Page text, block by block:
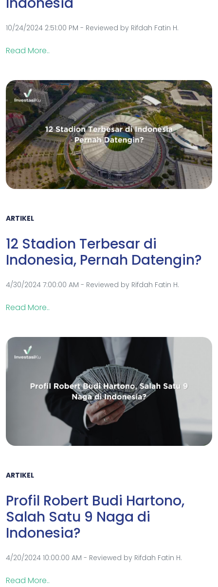
10/24/2024 2:51:00 PM - Reviewed by Rifdah Fatin H.
Read More..
ARTIKEL
12 Stadion Terbesar di
Indonesia, Pernah Datengin?
4/30/2024 7:00:00 AM - Reviewed by Rifdah Fatin H.
Read More..
ARTIKEL
Profil Robert Budi Hartono,
Salah Satu 9 Naga di
Indonesia?
4/20/2024 10:00:00 AM - Reviewed by Rifdah Fatin H.
Read More..